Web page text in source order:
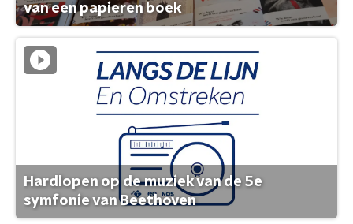
van een papieren boek
Hardlopen op de muziek van de 5e
symfonie van Beethoven